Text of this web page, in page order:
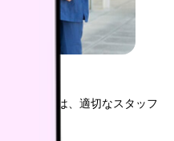
進めるには、適切なスタッフ